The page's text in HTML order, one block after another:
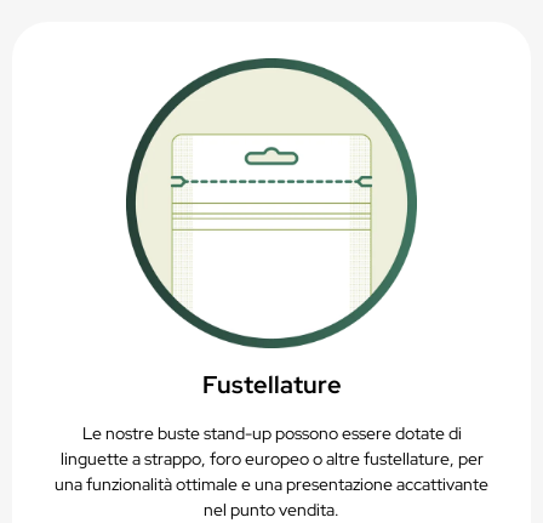
Fustellature
Le nostre buste stand-up possono essere dotate di
linguette a strappo, foro europeo o altre fustellature, per
una funzionalità ottimale e una presentazione accattivante
nel punto vendita.